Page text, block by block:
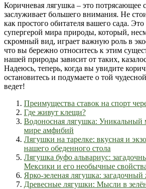
Коричневая лягушка – это потрясающее
заслуживает большего внимания. Не
как простого обитателя вашего сада.
супергерой мира природы, который,
скромный вид, играет важную роль в
что вы бережно относитесь к этим
нашей природы зависит от таких,
Надеюсь, теперь, когда вы увидите
остановитесь и подумаете о той
ведет!
Преимущества ставок на спорт
Где живут клещи?
Водоносная лягушка: Уникальный
мире амфибий
Лягушки на тарелке: вкусная и
нашего обеденного стола
Лягушка буфо альвариус:
Мексики и его необычные
Ярко-зеленая лягушка:
Древесные лягушки: Мысли в